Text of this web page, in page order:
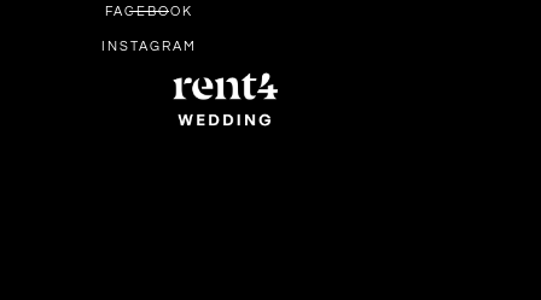
FACEBOOK
INSTAGRAM